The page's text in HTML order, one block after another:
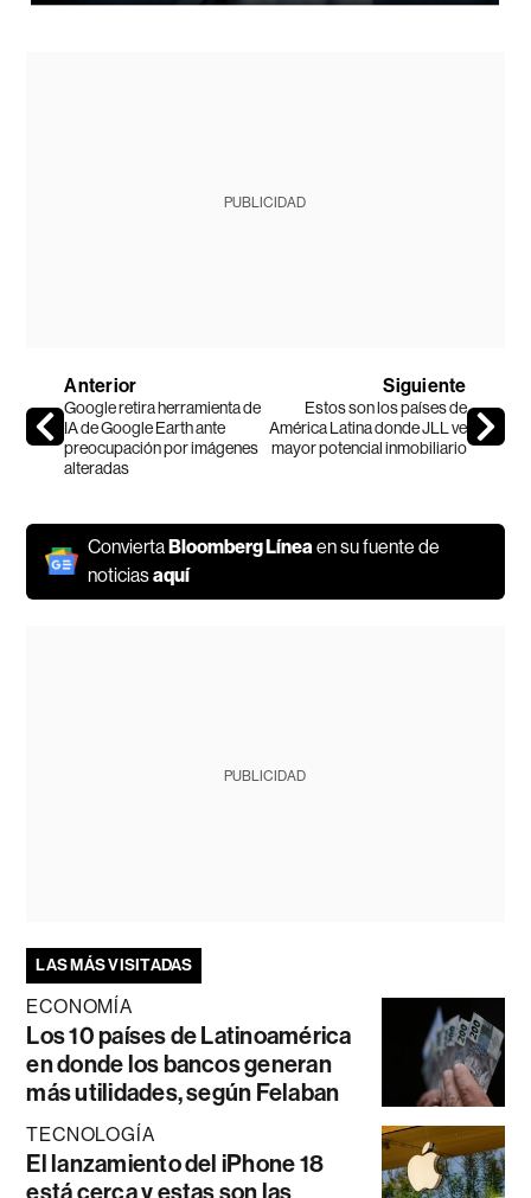
PUBLICIDAD
Anterior
Google retira herramienta de
IA de Google Earth ante
preocupación por imágenes
alteradas
Siguiente
Estos son los países de
América Latina donde JLL ve
mayor potencial inmobiliario
ConviertaBloomberg Línea en su fuente de
noticiasaquí
PUBLICIDAD
LAS MÁS VISITADAS
ECONOMÍA
Los 10 países de Latinoamérica
en donde los bancos generan
más utilidades, según Felaban
TECNOLOGÍA
El lanzamiento del iPhone 18
está cerca y estas son las